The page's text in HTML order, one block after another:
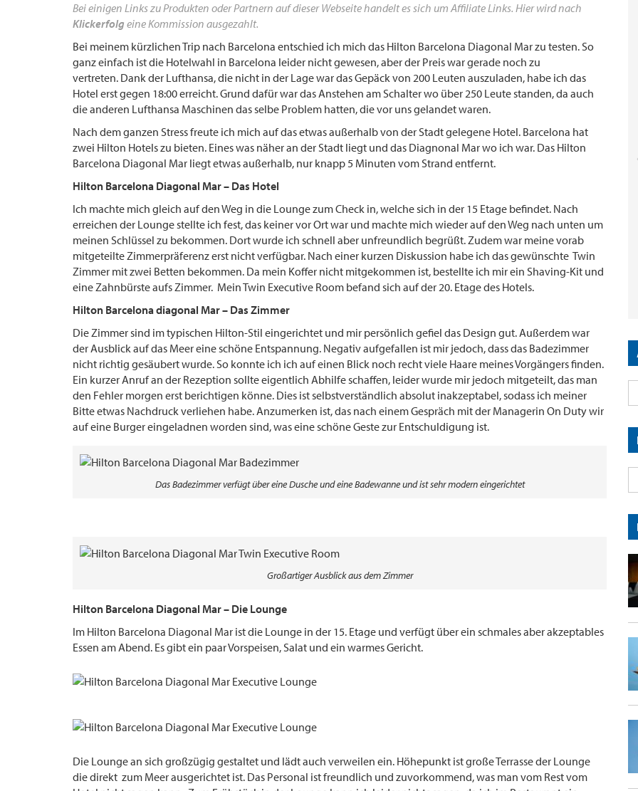
Bei einigen Links zu Produkten oder Partnern auf dieser Webseite handelt es sich um Affiliate Links. Hier wird nach
Klickerfolg eine Kommission ausgezahlt.
Bei meinem kürzlichen Trip nach Barcelona entschied ich mich das Hilton Barcelona Diagonal Mar zu testen. So
ganz einfach ist die Hotelwahl in Barcelona leider nicht gewesen, aber der Preis war gerade noch zu
vertreten. Dank der Lufthansa, die nicht in der Lage war das Gepäck von 200 Leuten auszuladen, habe ich das
Hotel erst gegen 18:00 erreicht. Grund dafür war das Anstehen am Schalter wo über 250 Leute standen, da auch
die anderen Lufthansa Maschinen das selbe Problem hatten, die vor uns gelandet waren.
Nach dem ganzen Stress freute ich mich auf das etwas außerhalb von der Stadt gelegene Hotel. Barcelona hat
zwei Hilton Hotels zu bieten. Eines was näher an der Stadt liegt und das Diagnonal Mar wo ich war. Das Hilton
Barcelona Diagonal Mar liegt etwas außerhalb, nur knapp 5 Minuten vom Strand entfernt.
Hilton Barcelona Diagonal Mar – Das Hotel
Ich machte mich gleich auf den Weg in die Lounge zum Check in, welche sich in der 15 Etage befindet. Nach
erreichen der Lounge stellte ich fest, das keiner vor Ort war und machte mich wieder auf den Weg nach unten um
meinen Schlüssel zu bekommen. Dort wurde ich schnell aber unfreundlich begrüßt. Zudem war meine vorab
mitgeteilte Zimmerpräferenz erst nicht verfügbar. Nach einer kurzen Diskussion habe ich das gewünschte Twin
Zimmer mit zwei Betten bekommen. Da mein Koffer nicht mitgekommen ist, bestellte ich mir ein Shaving-Kit und
eine Zahnbürste aufs Zimmer. Mein Twin Executive Room befand sich auf der 20. Etage des Hotels.
Hilton Barcelona diagonal Mar – Das Zimmer
Die Zimmer sind im typischen Hilton-Stil eingerichtet und mir persönlich gefiel das Design gut. Außerdem war
der Ausblick auf das Meer eine schöne Entspannung. Negativ aufgefallen ist mir jedoch, dass das Badezimmer
nicht richtig gesäubert wurde. So konnte ich ich auf einen Blick noch recht viele Haare meines Vorgängers finden.
Ein kurzer Anruf an der Rezeption sollte eigentlich Abhilfe schaffen, leider wurde mir jedoch mitgeteilt, das man
den Fehler morgen erst berichtigen könne. Dies ist selbstverständlich absolut inakzeptabel, sodass ich meiner
Bitte etwas Nachdruck verliehen habe. Anzumerken ist, das nach einem Gespräch mit der Managerin On Duty wir
auf eine Burger eingeladnen worden sind, was eine schöne Geste zur Entschuldigung ist.
Das Badezimmer verfügt über eine Dusche und eine Badewanne und ist sehr modern eingerichtet
Großartiger Ausblick aus dem Zimmer
Hilton Barcelona Diagonal Mar – Die Lounge
Im Hilton Barcelona Diagonal Mar ist die Lounge in der 15. Etage und verfügt über ein schmales aber akzeptables
Essen am Abend. Es gibt ein paar Vorspeisen, Salat und ein warmes Gericht.
Die Lounge an sich großzügig gestaltet und lädt auch verweilen ein. Höhepunkt ist große Terrasse der Lounge
die direkt zum Meer ausgerichtet ist. Das Personal ist freundlich und zuvorkommend, was man vom Rest vom